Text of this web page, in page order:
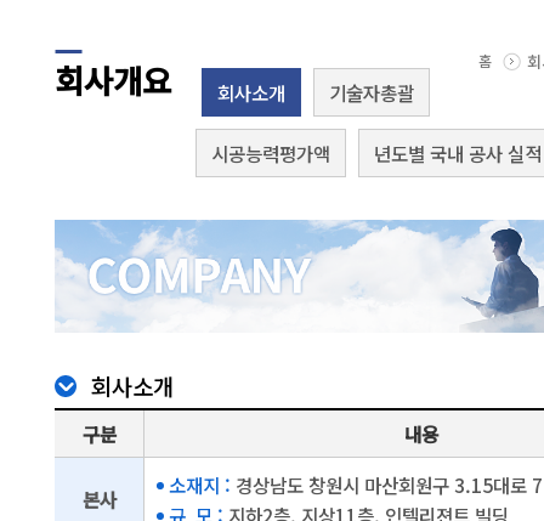
회사개요 홈
회사소개 기술자총괄
시공능력평가액 년도별 국내 공사 실적
회사소개
구분 내용
본사
소재지 : 경상남도 창원시 마산회원구 3.15대로
규 모 : 지하2층, 지상11층, 인텔리젼트 빌딩